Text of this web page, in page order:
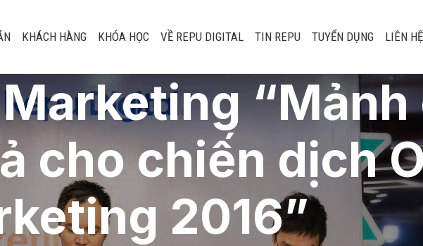
KHÁCH HÀNG KHÓA HỌC VỀ REPU DIGITAL TIN REPU TUYỂN DỤNG LIÊN HỆ
“Mảnh
cho chiến dịch
2016”